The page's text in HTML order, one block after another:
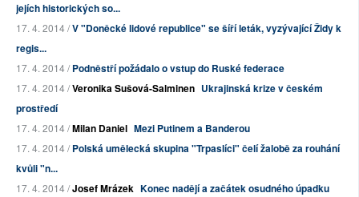
jejích historických so...
17. 4. 2014 /V "Doněcké lidové republice" se šíří leták, vyzývající Židy k
regis...
17. 4. 2014 /Podněstří požádalo o vstup do Ruské federace
17. 4. 2014 /Veronika Sušová-Salminen Ukrajinská krize v českém
prostředí
17. 4. 2014 /Milan Daniel Mezi Putinem a Banderou
17. 4. 2014 /Polská umělecká skupina "Trpaslíci" čelí žalobě za rouhání
kvůli "n...
17. 4. 2014 /Josef Mrázek Konec nadějí a začátek osudného úpadku